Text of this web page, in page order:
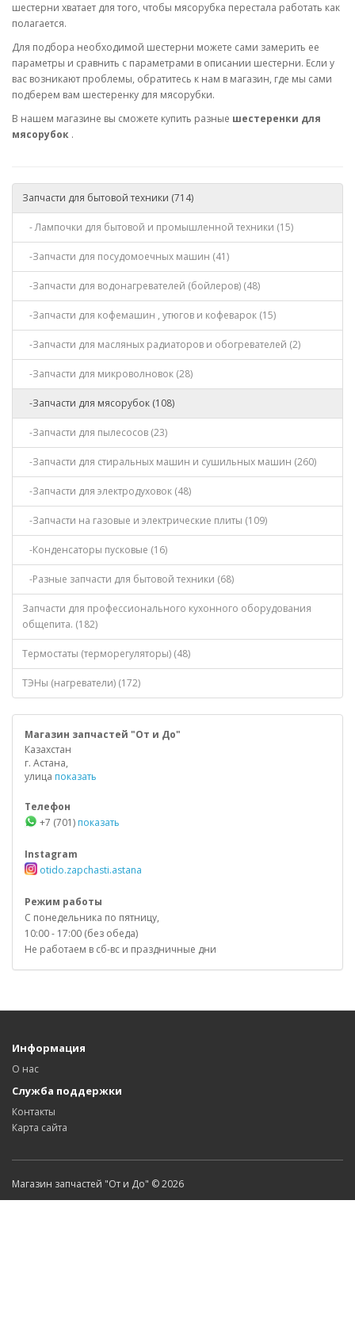
шестерни хватает для того, чтобы мясорубка перестала работать как
полагается.
Для подбора необходимой шестерни можете сами замерить ее
параметры и сравнить с параметрами в описании шестерни. Если у
вас возникают проблемы, обратитесь к нам в магазин, где мы сами
подберем вам шестеренку для мясорубки.
В нашем магазине вы сможете купить разные шестеренки для
мясорубок .
Запчасти для бытовой техники (714)
- Лампочки для бытовой и промышленной техники (15)
-Запчасти для посудомоечных машин (41)
-Запчасти для водонагревателей (бойлеров) (48)
-Запчасти для кофемашин , утюгов и кофеварок (15)
-Запчасти для масляных радиаторов и обогревателей (2)
-Запчасти для микроволновок (28)
-Запчасти для мясорубок (108)
-Запчасти для пылесосов (23)
-Запчасти для стиральных машин и сушильных машин (260)
-Запчасти для электродуховок (48)
-Запчасти на газовые и электрические плиты (109)
-Конденсаторы пусковые (16)
-Разные запчасти для бытовой техники (68)
Запчасти для профессионального кухонного оборудования
общепита. (182)
Термостаты (терморегуляторы) (48)
ТЭНы (нагреватели) (172)
Магазин запчастей "От и До"
Казахстан
г. Астана,
улица показать
Телефон
+7 (701) показать
Instagram
otido.zapchasti.astana
Режим работы
С понедельника по пятницу,
10:00 - 17:00 (без обеда)
Не работаем в сб-вс и праздничные дни
Информация
О нас
Служба поддержки
Контакты
Карта сайта
Магазин запчастей "От и До" © 2026